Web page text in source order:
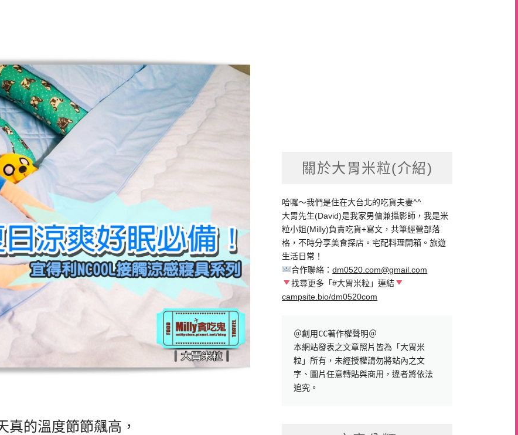
真的溫度節節飆高，
關於大胃米粒(介紹)
哈囉～我們是住在大台北的吃貨夫妻^^
大胃先生(David)是我家男傭兼攝影師，我是米
粒小姐(Milly)負責吃貨+寫文，共筆經營部落
格，不時分享美食探店。宅配料理開箱。旅遊
生活日常！
合作聯絡：dm0520.com@gmail.com
找尋更多「#大胃米粒」連結
campsite.bio/dm0520com
＠創用CC著作權聲明＠
本網站發表之文章照片皆為「大胃米
粒」所有，未經授權請勿將站內之文
字、圖片任意轉貼與商用，違者將依法
追究。